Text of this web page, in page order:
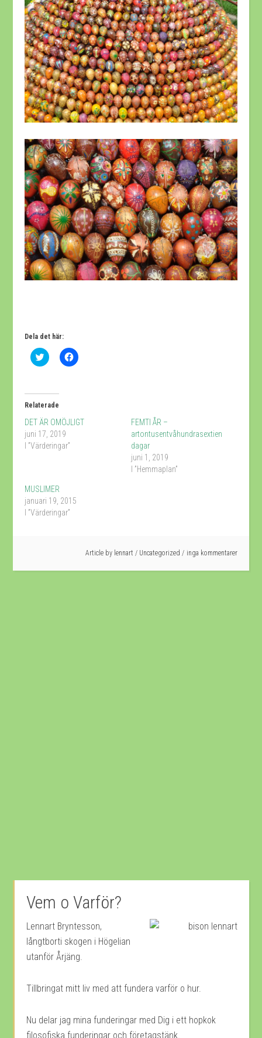
Dela det här:
Klicka
för
Twitter
(Öppnas
i
ett
nytt
fönster)
Klicka
för
ett
nytt
Relaterade
DET ÄR OMÖJLIGT
juni 17, 2019
I ”Värderingar”
FEMTI ÅR –
artontusentvåhundrasextien
dagar
juni 1, 2019
I ”Hemmaplan”
MUSLIMER
januari 19, 2015
I ”Värderingar”
Article by lennart / Uncategorized inga kommentarer
Vem o Varför?
Lennart Bryntesson,
långtborti skogen i Högelian
utanför Årjäng.
Tillbringat mitt liv med att fundera varför o hur.
Nu delar jag mina funderingar med Dig i ett hopkok
filosofiska funderingar och företagstänk.